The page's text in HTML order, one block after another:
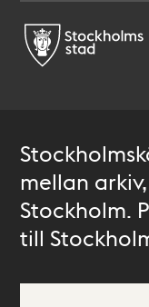
mellan
Stockholm.
till